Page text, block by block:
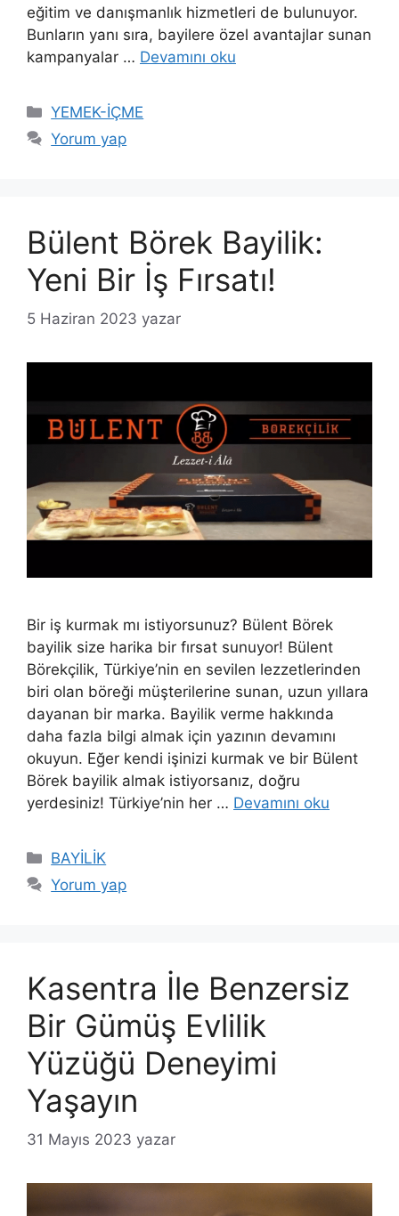
eğitim ve danışmanlık hizmetleri de bulunuyor.
Bunların yanı sıra, bayilere özel avantajlar sunan
kampanyalar … Devamını oku
Kategoriler
YEMEK-İÇME
Yorum yap
Bülent Börek Bayilik:
Yeni Bir İş Fırsatı!
5 Haziran 2023 yazar
Bir iş kurmak mı istiyorsunuz? Bülent Börek
bayilik size harika bir fırsat sunuyor! Bülent
Börekçilik, Türkiye’nin en sevilen lezzetlerinden
biri olan böreği müşterilerine sunan, uzun yıllara
dayanan bir marka. Bayilik verme hakkında
daha fazla bilgi almak için yazının devamını
okuyun. Eğer kendi işinizi kurmak ve bir Bülent
Börek bayilik almak istiyorsanız, doğru
yerdesiniz! Türkiye’nin her … Devamını oku
Kategoriler
BAYİLİK
Yorum yap
Kasentra İle Benzersiz
Bir Gümüş Evlilik
Yüzüğü Deneyimi
Yaşayın
31 Mayıs 2023 yazar